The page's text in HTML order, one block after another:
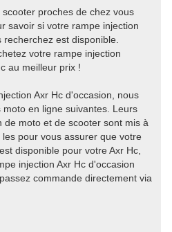
proches de chez vous
savoir si votre rampe injection
est disponible.
votre rampe injection
au meilleur prix !
Axr Hc d'occasion, nous
en ligne suivantes. Leurs
de moto et de scooter sont mis à
pour vous assurer que votre
disponible pour votre Axr Hc,
injection Axr Hc d'occasion
commande directement via